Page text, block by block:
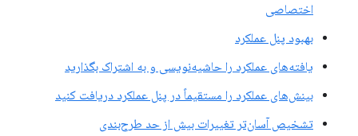
اختصاصی
بهبود پنل عملکرد
یافته‌های عملکرد را حاشیه‌نویسی و به اشتراک بگذارید
بینش‌های عملکرد را مستقیماً در پنل عملکرد دریافت کنید
تشخیص آسان‌تر تغییرات بیش از حد طرح‌بندی